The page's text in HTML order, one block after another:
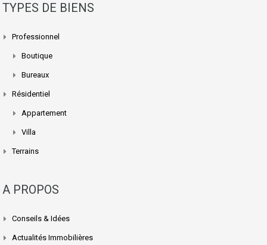
TYPES DE BIENS
Professionnel
Boutique
Bureaux
Résidentiel
Appartement
Villa
Terrains
A PROPOS
Conseils & Idées
Actualités Immobilières